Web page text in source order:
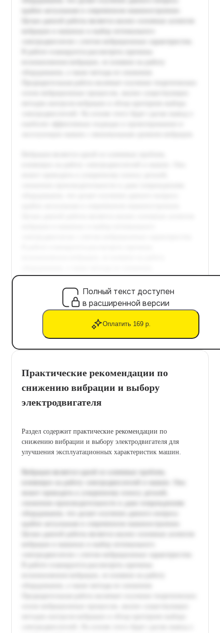
Полный текст доступен
в расширенной версии
Оплатить 169 р.
Практические рекомендации по
снижению вибрации и выбору
электродвигателя
Раздел содержит практические рекомендации по
снижению вибрации и выбору электродвигателя для
улучшения эксплуатационных характеристик машин.